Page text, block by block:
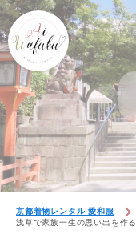
京都着物レンタル 愛和服
浅草で家族一生の思い出を作る